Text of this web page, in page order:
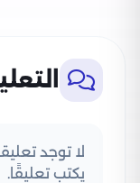
لا توجد
يكتب تعليقًا.